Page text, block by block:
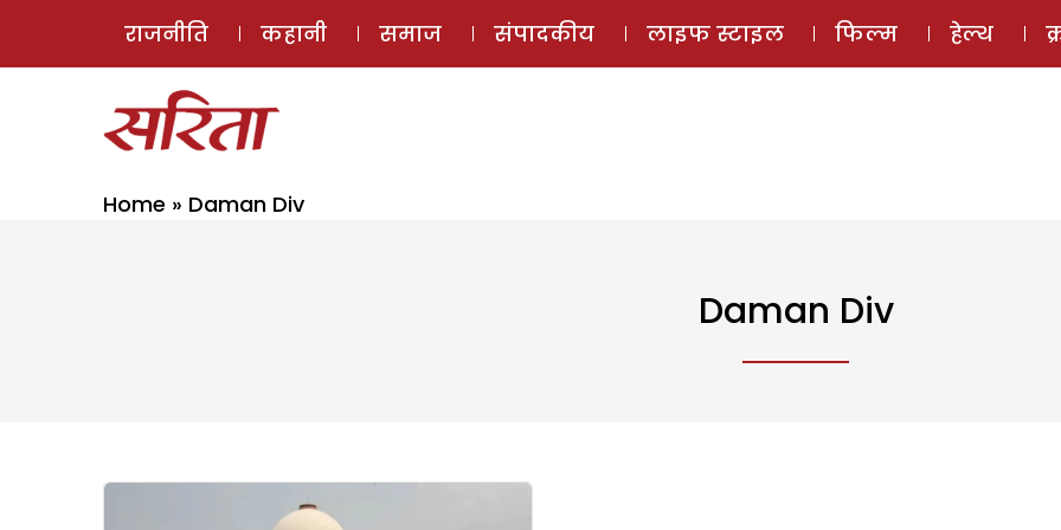
ई-मैगज़ीन
राजनीति कहानी समाज संपादकीय लाइफ स्टाइल फिल्म हेल्थ
Home » Daman Div
Daman Div